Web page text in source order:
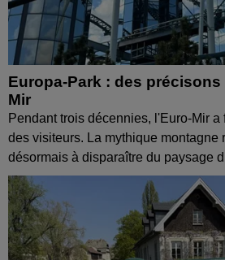
Europa-Park : des précisons
Mir
Pendant trois décennies, l'Euro-Mir a
des visiteurs. La mythique montagne
désormais à disparaître du paysage